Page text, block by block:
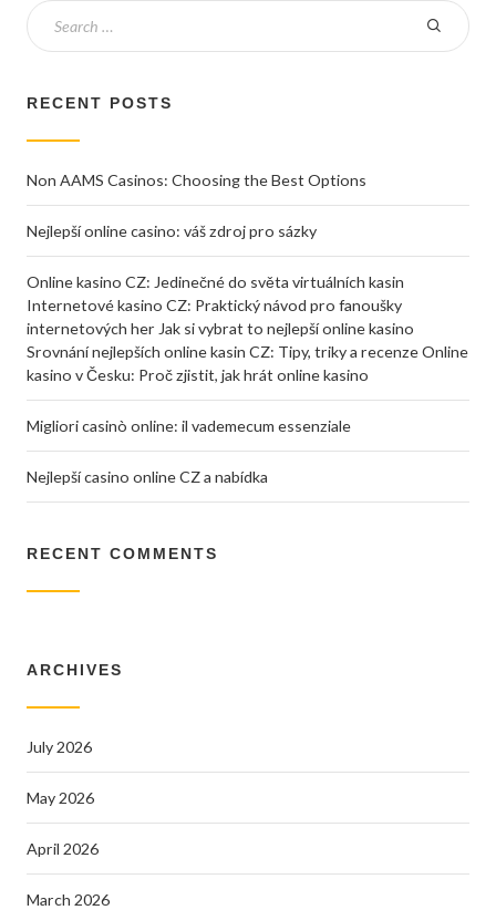
RECENT POSTS
Non AAMS Casinos: Choosing the Best Options
Nejlepší online casino: váš zdroj pro sázky
Online kasino CZ: Jedinečné do světa virtuálních kasin
Internetové kasino CZ: Praktický návod pro fanoušky
internetových her Jak si vybrat to nejlepší online kasino
Srovnání nejlepších online kasin CZ: Tipy, triky a recenze Online
kasino v Česku: Proč zjistit, jak hrát online kasino
Migliori casinò online: il vademecum essenziale
Nejlepší casino online CZ a nabídka
RECENT COMMENTS
ARCHIVES
July 2026
May 2026
April 2026
March 2026